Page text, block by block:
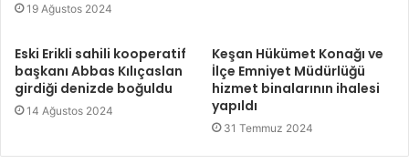
19 Ağustos 2024
Eski Erikli sahili kooperatif
başkanı Abbas Kılıçaslan
girdiği denizde boğuldu
14 Ağustos 2024
Keşan Hükümet Konağı ve
İlçe Emniyet Müdürlüğü
hizmet binalarının ihalesi
yapıldı
31 Temmuz 2024